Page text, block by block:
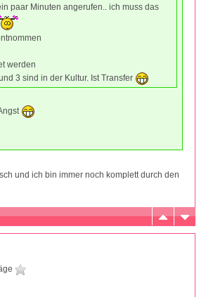
paar Minuten angerufen.. ich muss das
werden
3 sind in der Kultur. Ist Transfer
und ich bin immer noch komplett durch den